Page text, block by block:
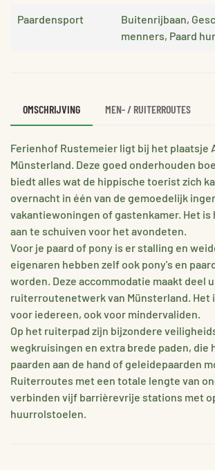
Paardensport
Buitenrijbaan,
menners, Paard
OMSCHRIJVING MEN- / RUITERROUTES
Ferienhof Rustemeier ligt bij het plaatsje
Münsterland. Deze goed onderhouden
biedt alles wat de hippische toerist zich
overnacht in één van de gemoedelijk
vakantiewoningen of gastenkamer. Het is
aan te schuiven voor het avondeten.
Voor je paard of pony is er stalling en
eigenaren hebben zelf ook pony's en
worden. Deze accommodatie maakt deel
ruiterroutenetwerk van Münsterland. Het
voor iedereen, ook voor mindervaliden.
Op het ruiterpad zijn bijzondere
wegkruisingen en extra brede paden, die
paarden aan de hand of geleidepaarden
Ruiterroutes met een totale lengte van
verbinden vijf barrièrevrije stations met
huurrolstoelen.